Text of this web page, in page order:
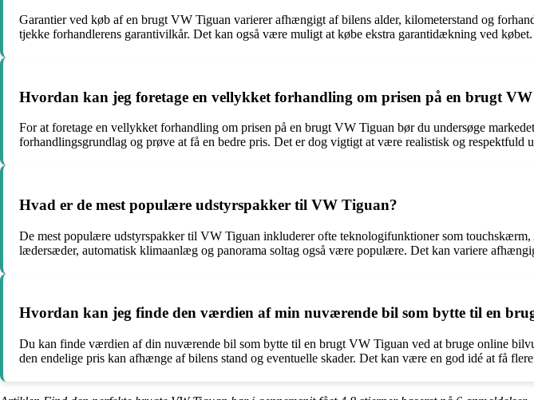
Garantier ved køb af en brugt VW Tiguan varierer afhængigt af bilens alder, kilometerstand og
tjekke forhandlerens garantivilkår. Det kan også være muligt at købe ekstra garantidækning ved købet.
Hvordan kan jeg foretage en vellykket forhandling om prisen på en brugt
For at foretage en vellykket forhandling om prisen på en brugt VW Tiguan bør du undersøge
forhandlingsgrundlag og prøve at få en bedre pris. Det er dog vigtigt at være realistisk og respektfuld
Hvad er de mest populære udstyrspakker til VW Tiguan?
De mest populære udstyrspakker til VW Tiguan inkluderer ofte teknologifunktioner som
lædersæder, automatisk klimaanlæg og panorama soltag også være populære. Det kan variere
Hvordan kan jeg finde den værdien af min nuværende bil som bytte til en
Du kan finde værdien af din nuværende bil som bytte til en brugt VW Tiguan ved at bruge online
den endelige pris kan afhænge af bilens stand og eventuelle skader. Det kan være en god idé at få